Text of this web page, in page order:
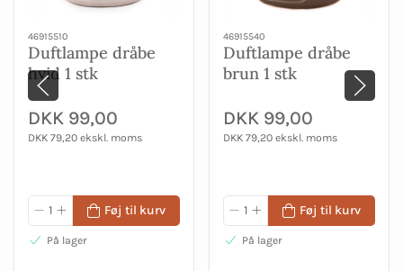
46915510
Duftlampe dråbe
hvid 1 stk
DKK 99,00
DKK 79,20 ekskl. moms
Føj til kurv
På lager
46915540
Duftlampe dråbe
brun 1 stk
DKK 99,00
DKK 79,20 ekskl. moms
Føj til kurv
På lager